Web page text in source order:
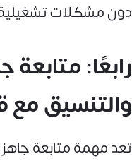
دون مشكلات تشغيلية
رابعًا: متابعة
والتنسيق مع
تعد مهمة متابعة